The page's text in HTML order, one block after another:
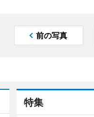
前の写真
特集